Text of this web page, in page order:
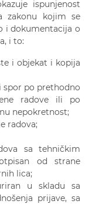
ispunjenost
zakonu kojim se
i dokumentacija o
i to:
i objekat i kopija
spor po prethodno
radove ili po
nepokretnost;
radova;
sa tehničkim
od strane
lica;
u skladu sa
prijave, sa